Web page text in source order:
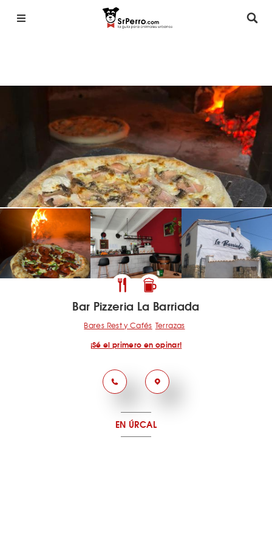
Bar Pizzeria La Barriada
Bares Rest y Cafés Terrazas
¡Sé el primero en opinar!
EN ÚRCAL